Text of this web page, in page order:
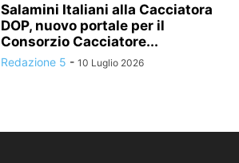
Salamini Italiani alla Cacciatora
DOP, nuovo portale per il
Consorzio Cacciatore...
Redazione 5 - 10 Luglio 2026